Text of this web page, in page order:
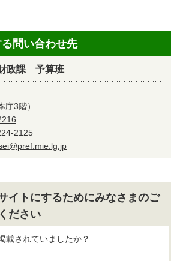
問い合わせ先
政課 予算班
3階）
2125
イトにするためにみなさまのご
ださい
載されていましたか？